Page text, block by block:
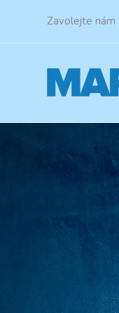
Zavolejte nám